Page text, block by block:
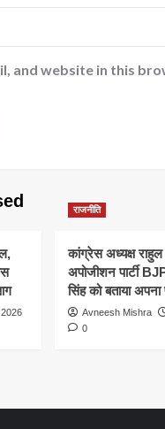
and website in this
राजनीति
कांग्रेस अध्यक्ष राहुल
अपोजीशन पार्टी
सिंह को बताया
Avneesh Mishra
0